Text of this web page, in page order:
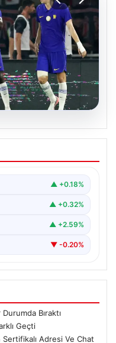
içi İletişimin
Deneyimi
ifade etmektedir.
▲ +0.18%
▲ +0.32%
▲ +2.59%